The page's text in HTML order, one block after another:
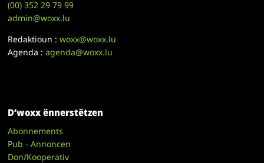
(00)352 29 79 99
admin@woxx.lu
Redaktioun :woxx@woxx.lu
Agenda :agenda@woxx.lu
D’woxx ënnerstëtzen
Abonnements
Pub - Annoncen
Don/Kooperativ